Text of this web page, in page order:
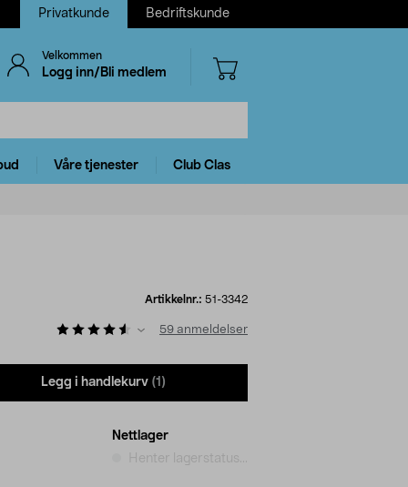
Privatkunde Bedriftskunde
Velkommen
Logg inn/Bli medlem
Våre tjenester Club Clas
Artikkelnr.: 51-3342
59 anmeldelser
Legg i handlekurv (1)
Nettlager
Henter lagerstatus...